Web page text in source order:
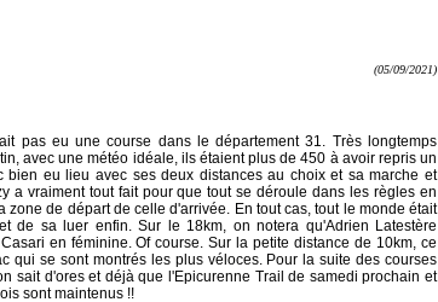
(05/09/2021)
pas eu une course dans le département 31. Très longtemps
avec une météo idéale, ils étaient plus de 450 à avoir repris un
bien eu lieu avec ses deux distances au choix et sa marche et
a vraiment tout fait pour que tout se déroule dans les règles en
zone de départ de celle d'arrivée. En tout cas, tout le monde était
de sa luer enfin. Sur le 18km, on notera qu'Adrien Latestère
en féminine. Of course. Sur la petite distance de 10km, ce
qui se sont montrés les plus véloces. Pour la suite des courses
sait d'ores et déjà que l'Epicurenne Trail de samedi prochain et
sont maintenus !!